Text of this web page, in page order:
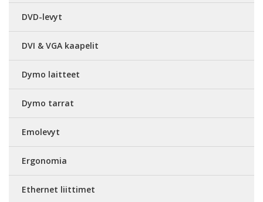
DVD-levyt
DVI & VGA kaapelit
Dymo laitteet
Dymo tarrat
Emolevyt
Ergonomia
Ethernet liittimet